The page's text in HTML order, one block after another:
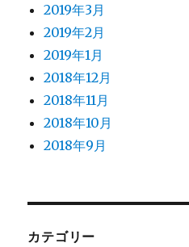
2019年3月
2019年2月
2019年1月
2018年12月
2018年11月
2018年10月
2018年9月
カテゴリー